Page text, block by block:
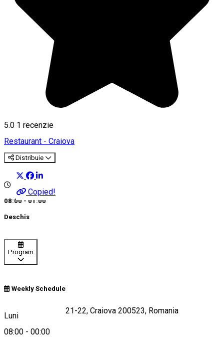
5.0 1 recenzie
Restaurant - Craiova
Distribuie
Copied!
08:00 - 01:00
Deschis
Program
Weekly Schedule
Luni
08:00 - 00:00
Calea Bucuresti A21-22, Craiova 200523, Romania